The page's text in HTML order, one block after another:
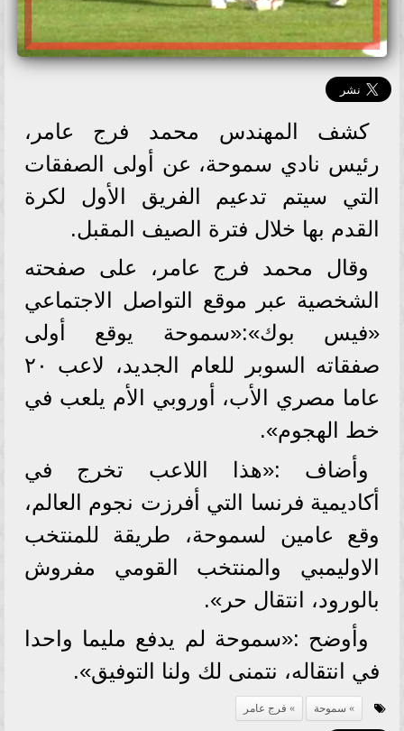
كشف المهندس محمد فرج عامر،
رئيس نادي سموحة، عن أولى الصفقات
التي سيتم تدعيم الفريق الأول لكرة
القدم بها خلال فترة الصيف المقبل.
وقال محمد فرج عامر، على صفحته
الشخصية عبر موقع التواصل الاجتماعي
«فيس بوك»:«سموحة يوقع أولى
صفقاته السوبر للعام الجديد، لاعب ٢٠
عاما مصري الأب، أوروبي الأم يلعب في
خط الهجوم».
وأضاف :«هذا اللاعب تخرج في
أكاديمية فرنسا التي أفرزت نجوم العالم،
وقع عامين لسموحة، طريقة للمنتخب
الاوليمبي والمنتخب القومي مفروش
بالورود، انتقال حر».
وأوضح :«سموحة لم يدفع مليما واحدا
في انتقاله، نتمنى لك ولنا التوفيق».
سموحة فرج عامر